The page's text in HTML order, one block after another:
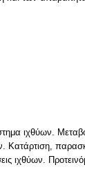
ιχθύων.
ιχθύων.